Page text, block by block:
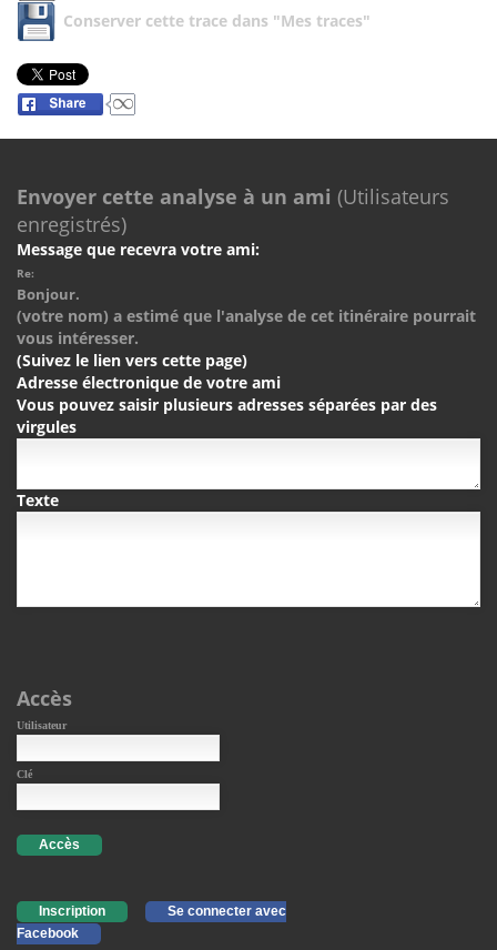
Conserver cette trace dans "Mes traces"
Envoyer cette analyse à un ami (Utilisateurs
enregistrés)
Message que recevra votre ami:
Re:
Bonjour.
(votre nom) a estimé que l'analyse de cet itinéraire pourrait
vous intéresser.
(Suivez le lien vers cette page)
Adresse électronique de votre ami
Vous pouvez saisir plusieurs adresses séparées par des
virgules
Texte
Accès
Utilisateur
Clé
Accès
Inscription
Se connecter avec
Facebook